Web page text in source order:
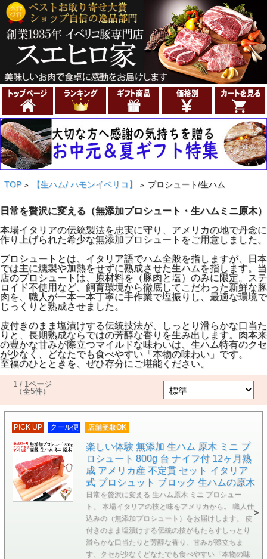
TOP > 【生ハム/ ハモンイベリコ】 > プロシュート/生ハム
日常を贅沢に変える（無添加プロシュート・生ハムミニ原木）
本場イタリアの伝統製法を忠実に守り、アメリカの地で丹念に
作り上げられた希少な無添加プロシュートをご用意しました。
プロシュートとは、イタリア語でハム全般を指しますが、日本
では主に燻製や加熱をせずに熟成させた生ハムを指します。当
店のプロシュートは、原材料を（豚肉と塩）のみに限定。ステ
ロイド不使用など、飼育環境から徹底してこだわった新鮮な豚
肉を、職人が一本一本丁寧に手作業で塩振りし、最適な環境で
じっくりと熟成させました。
皮付きのまま塩漬けする伝統技法が、しっとり滑らかな口当た
りと、長期熟成ならではの芳醇な香りを生み出します。肉本来
の豊かな甘みが際立つマイルドな味わいは、生ハム特有のクセ
が少なく、どなたでも食べやすい「本物の味わい」です。
至福のひとときを、ぜひ存分にご堪能ください。
1 / 1ページ
（全5件）
PICK UP クール便 店舗受取OK
楽しい体験 無添加 生ハム 原木 ミニ プ
ロシュート 800g 台 ナイフ付 12ヶ月熟
成 アメリカ産 不定貫 セット イタリア
式 プロシュット ブロック 生ハムの原木
日常を贅沢に変える 生ハム原木 ミニ プロシュー
ト。 本場イタリアの技と味をアメリカから。 職人仕
込みの（無添加プロシュート）をお届けします。 皮
付きのまま塩漬けする伝統の技がもたらすしっとり
滑らかな口当たりと芳醇な香り、甘みが際立ちま
す、クセが少なくどなたでも食べやすい「本物の味